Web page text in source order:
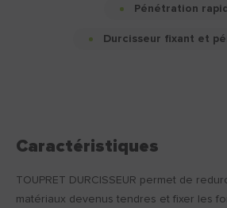
Pénétration
Durcisseur fixant et
Caractéristiques
TOUPRET DURCISSEUR permet de
matériaux devenus tendres et fixer les